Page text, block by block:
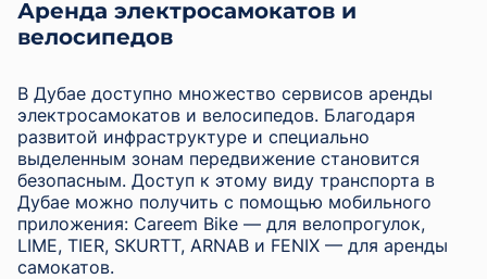
Аренда электросамокатов и
велосипедов
В Дубае доступно множество сервисов аренды
электросамокатов и велосипедов. Благодаря
развитой инфраструктуре и специально
выделенным зонам передвижение становится
безопасным. Доступ к этому виду транспорта в
Дубае можно получить с помощью мобильного
приложения: Careem Bike — для велопрогулок,
LIME, TIER, SKURTT, ARNAB и FENIX — для аренды
самокатов.